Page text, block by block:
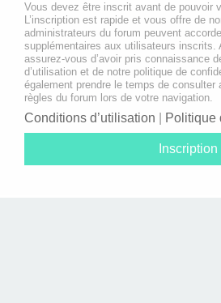
Vous devez être inscrit avant de pouvoir
L’inscription est rapide et vous offre de
administrateurs du forum peuvent
supplémentaires aux utilisateurs inscrits.
assurez-vous d’avoir pris connaissance
d’utilisation et de notre politique de
également prendre le temps de consulter
règles du forum lors de votre navigation.
Conditions d’utilisation Politique
Inscription